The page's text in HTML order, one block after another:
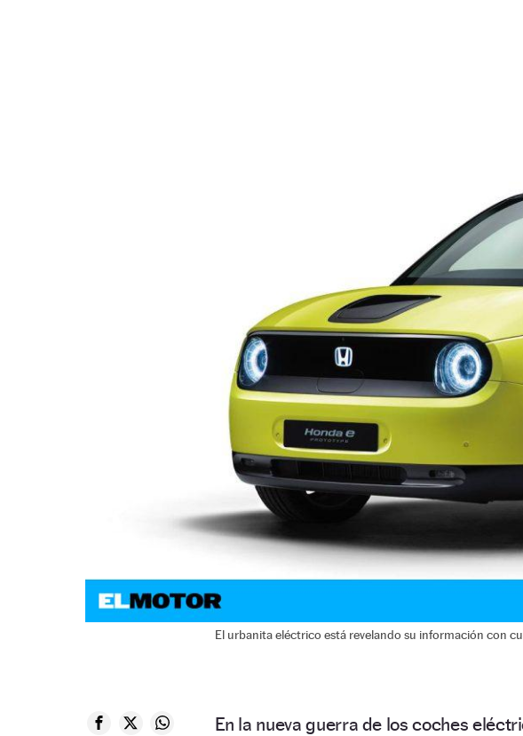
El urbanita eléctrico está revelando su información con
En la nueva guerra de los coches